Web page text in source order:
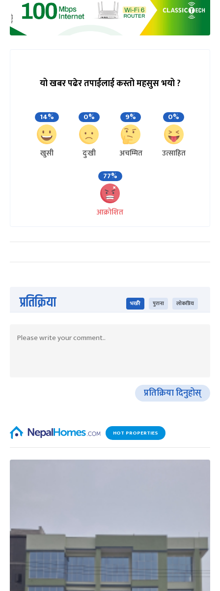
यो खबर पढेर तपाईलाई कस्तो महसुस भयो ?
14%
खुसी
0%
दुःखी
9%
अचम्मित
0%
उत्साहित
77%
आक्रोशित
प्रतिक्रिया भर्खरै पुराना लोकप्रिय
प्रतिक्रिया दिनुहोस्
HOT PROPERTIES